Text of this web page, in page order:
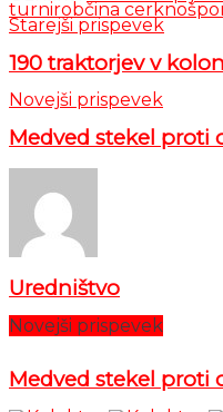
turnirobčina cerkno
Starejši prispevek
190 traktorjev v
Novejši prispevek
Medved stekel proti
Uredništvo
Novejši prispevek
Medved stekel proti